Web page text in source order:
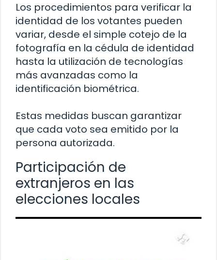
Los procedimientos para verificar la
identidad de los votantes pueden
variar, desde el simple cotejo de la
fotografía en la cédula de identidad
hasta la utilización de tecnologías
más avanzadas como la
identificación biométrica.
Estas medidas buscan garantizar
que cada voto sea emitido por la
persona autorizada.
Participación de
extranjeros en las
elecciones locales